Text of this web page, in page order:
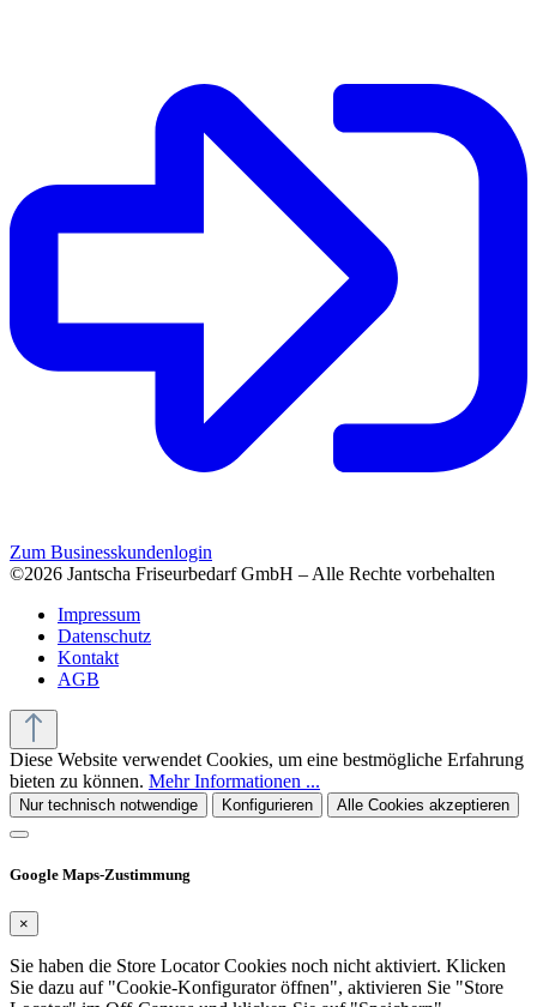
Zum Businesskundenlogin
©2026 Jantscha Friseurbedarf GmbH – Alle Rechte vorbehalten
Impressum
Datenschutz
Kontakt
AGB
Diese Website verwendet Cookies, um eine bestmögliche Erfahrung
bieten zu können. Mehr Informationen ...
Nur technisch notwendige Konfigurieren Alle Cookies akzeptieren
Google Maps-Zustimmung
×
Sie haben die Store Locator Cookies noch nicht aktiviert. Klicken
Sie dazu auf "Cookie-Konfigurator öffnen", aktivieren Sie "Store